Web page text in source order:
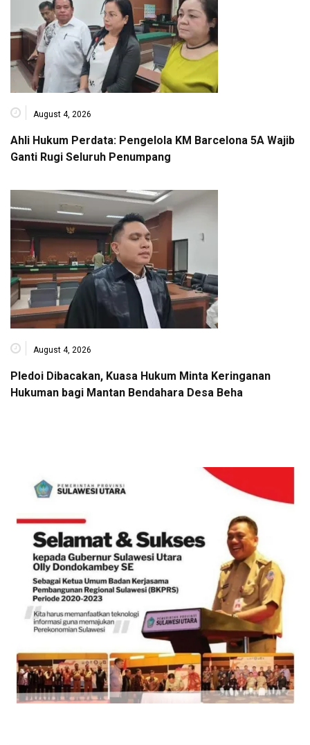
August 4, 2026
Ahli Hukum Perdata: Pengelola KM Barcelona 5A Wajib
Ganti Rugi Seluruh Penumpang
August 4, 2026
Pledoi Dibacakan, Kuasa Hukum Minta Keringanan
Hukuman bagi Mantan Bendahara Desa Beha